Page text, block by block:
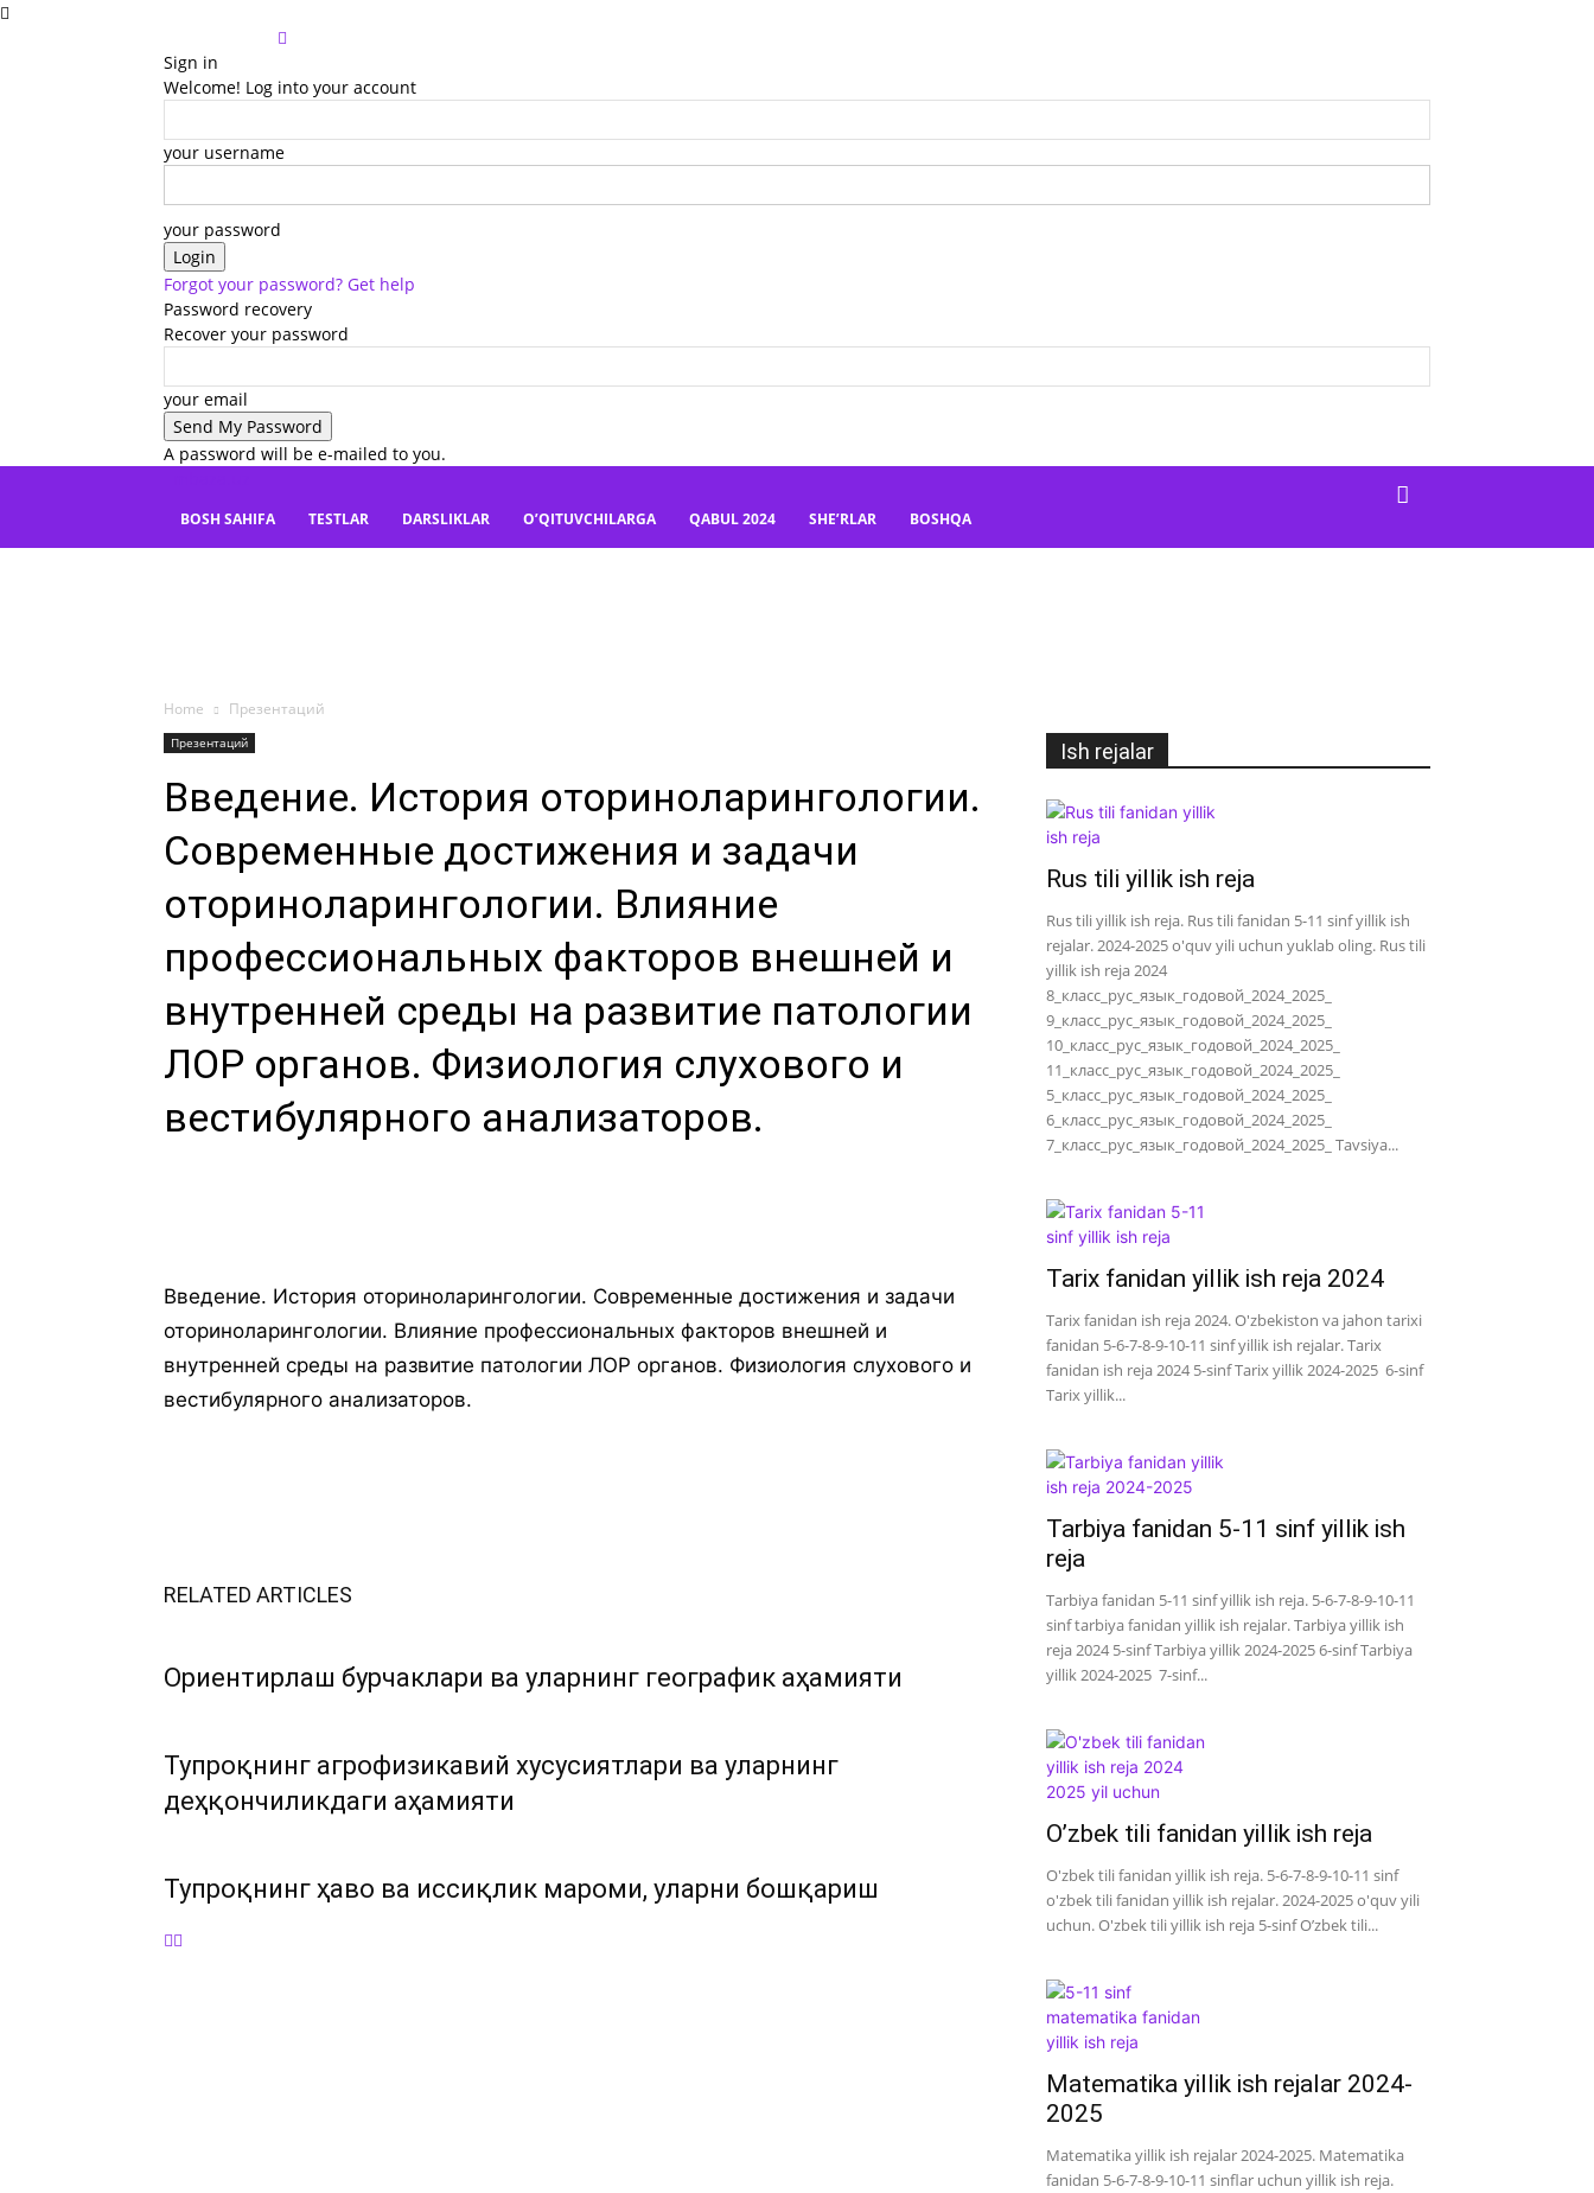
Sign in
Welcome! Log into your account
your username
your password
Forgot your password? Get help
Password recovery
Recover your password
your email
A password will be e-mailed to you.
BOSH SAHIFA TESTLAR DARSLIKLAR O’QITUVCHILARGA QABUL 2024 SHE’RLAR BOSHQA
Home Презентаций
Презентаций
Введение. История оториноларингологии.
Современные достижения и задачи
оториноларингологии. Влияние
профессиональных факторов внешней и
внутренней среды на развитие патологии
ЛОР органов. Физиология слухового и
вестибулярного анализаторов.
Введение. История оториноларингологии. Современные достижения и задачи
оториноларингологии. Влияние профессиональных факторов внешней и
внутренней среды на развитие патологии ЛОР органов. Физиология слухового и
вестибулярного анализаторов.
RELATED ARTICLES
Ориентирлаш бурчаклари ва уларнинг географик аҳамияти
Тупроқнинг агрофизикавий хусусиятлари ва уларнинг
деҳқончиликдаги аҳамияти
Тупроқнинг ҳаво ва иссиқлик мароми, уларни бошқариш
Ish rejalar
Rus tili yillik ish reja
Rus tili yillik ish reja. Rus tili fanidan 5-11 sinf yillik ish
rejalar. 2024-2025 o'quv yili uchun yuklab oling. Rus tili
yillik ish reja 2024
8_класс_рус_язык_годовой_2024_2025_
9_класс_рус_язык_годовой_2024_2025_
10_класс_рус_язык_годовой_2024_2025_
11_класс_рус_язык_годовой_2024_2025_
5_класс_рус_язык_годовой_2024_2025_
6_класс_рус_язык_годовой_2024_2025_
7_класс_рус_язык_годовой_2024_2025_ Tavsiya...
Tarix fanidan yillik ish reja 2024
Tarix fanidan ish reja 2024. O'zbekiston va jahon tarixi
fanidan 5-6-7-8-9-10-11 sinf yillik ish rejalar. Tarix
fanidan ish reja 2024 5-sinf Tarix yillik 2024-2025 6-sinf
Tarix yillik...
Tarbiya fanidan 5-11 sinf yillik ish
reja
Tarbiya fanidan 5-11 sinf yillik ish reja. 5-6-7-8-9-10-11
sinf tarbiya fanidan yillik ish rejalar. Tarbiya yillik ish
reja 2024 5-sinf Tarbiya yillik 2024-2025 6-sinf Tarbiya
yillik 2024-2025 7-sinf...
O’zbek tili fanidan yillik ish reja
O'zbek tili fanidan yillik ish reja. 5-6-7-8-9-10-11 sinf
o'zbek tili fanidan yillik ish rejalar. 2024-2025 o'quv yili
uchun. O'zbek tili yillik ish reja 5-sinf O’zbek tili...
Matematika yillik ish rejalar 2024-
2025
Matematika yillik ish rejalar 2024-2025. Matematika
fanidan 5-6-7-8-9-10-11 sinflar uchun yillik ish reja.